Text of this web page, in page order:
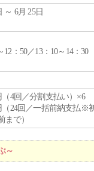
～ 6月 25日
12：50／13：10～14：30
（4回／分割支払い）×6
（24回／一括前納支払※
まで）
～